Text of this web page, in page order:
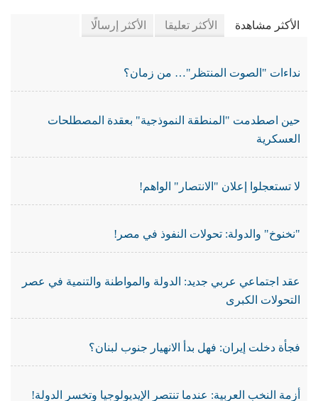
الأكثر مشاهدة الأكثر تعليقا الأكثر إرسالًا
نداءات "الصوت المنتظر"… من زمان؟
حين اصطدمت "المنطقة النموذجية" بعقدة المصطلحات
العسكرية
لا تستعجلوا إعلان "الانتصار" الواهم!
"نخنوخ" والدولة: تحولات النفوذ في مصر!
عقد اجتماعي عربي جديد: الدولة والمواطنة والتنمية في عصر
التحولات الكبرى
فجأة دخلت إيران: فهل بدأ الانهيار جنوب لبنان؟
أزمة النخب العربية: عندما تنتصر الإيديولوجيا وتخسر الدولة!